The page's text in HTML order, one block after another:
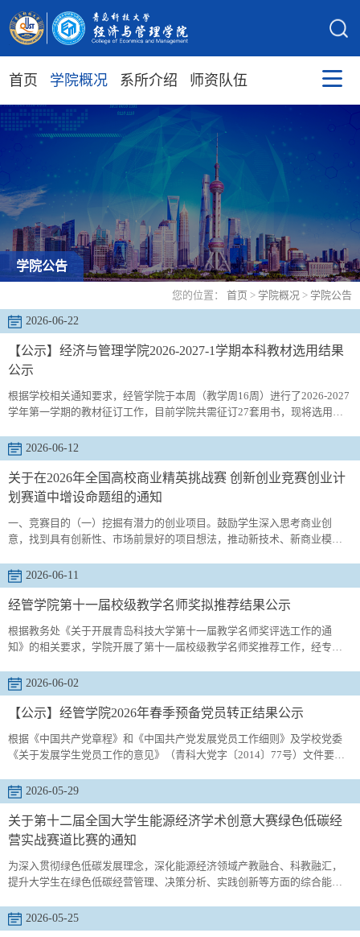
首页 学院概况 系所介绍 师资队伍
学院公告
您的位置： 首页 > 学院概况 > 学院公告
2026-06-22
【公示】经济与管理学院2026-2027-1学期本科教材选用结果
公示
根据学校相关通知要求，经管学院于本周（教学周16周）进行了2026-2027
学年第一学期的教材征订工作，目前学院共需征订27套用书，现将选用结
电话：88957399。经济与管理学院2026年6月22
2026-06-12
关于在2026年全国高校商业精英挑战赛 创新创业竞赛创业计
划赛道中增设命题组的通知
一、竞赛目的（一）挖掘有潜力的创业项目。鼓励学生深入思考商业创
意，找到具有创新性、市场前景好的项目想法，推动新技术、新商业模式
用所学相关专业知识解决实际问题的能力，让学生在撰写商业计划书、进
行市场分析、制定营销策略、规划财务预算等过程中，提高学生的有效的
口头交流、时间管理、思辨、创意与创造、书面表达、PPT制作、演讲、人
2026-06-11
经管学院第十一届校级教学名师奖拟推荐结果公示
根据教务处《关于开展青岛科技大学第十一届教学名师奖评选工作的通
知》的相关要求，学院开展了第十一届校级教学名师奖推荐工作，经专家
2026-06-02
【公示】经管学院2026年春季预备党员转正结果公示
根据《中国共产党章程》和《中国共产党发展党员工作细则》及学校党委
《关于发展学生党员工作的意见》（青科大党字〔2014〕77号）文件要
讨论毕卓莹等20名同志的转正问题，同意上述同志按期转为中共正式党
员，现将其情况予以公示。公示期为2026年6月2日至2026年6月8日。如有
异议，请于公示期内到经管学院党委反映。经管学院党委：联系电话：
0532-88958982办公地...
2026-05-29
关于第十二届全国大学生能源经济学术创意大赛绿色低碳经
营实战赛道比赛的通知
为深入贯彻绿色低碳发展理念，深化能源经济领域产教融合、科教融汇，
提升大学生在绿色低碳经营管理、决策分析、实践创新等方面的综合能
二届全国大学生能源经济学术创意大赛绿色低碳经营实战赛道（以下简称
“本赛道”）比赛。大赛面向全日制普通高等学校在读本科、高职在校学生。
2026-05-25